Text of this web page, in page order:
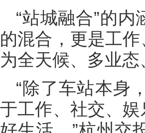
“站城融合”的
的混合，更是工
为全天候、多业
“除了车站本身
于工作、社交、